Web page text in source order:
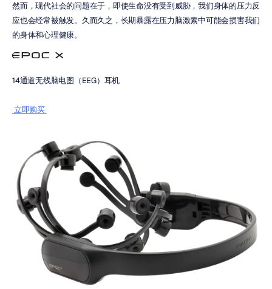
然而，现代社会的问题在于，即使生命没有受到威胁，我们身体的压力反
应也会经常被触发。久而久之，长期暴露在压力脑激素中可能会损害我们
的身体和心理健康。
14通道无线脑电图（EEG）耳机
立即购买